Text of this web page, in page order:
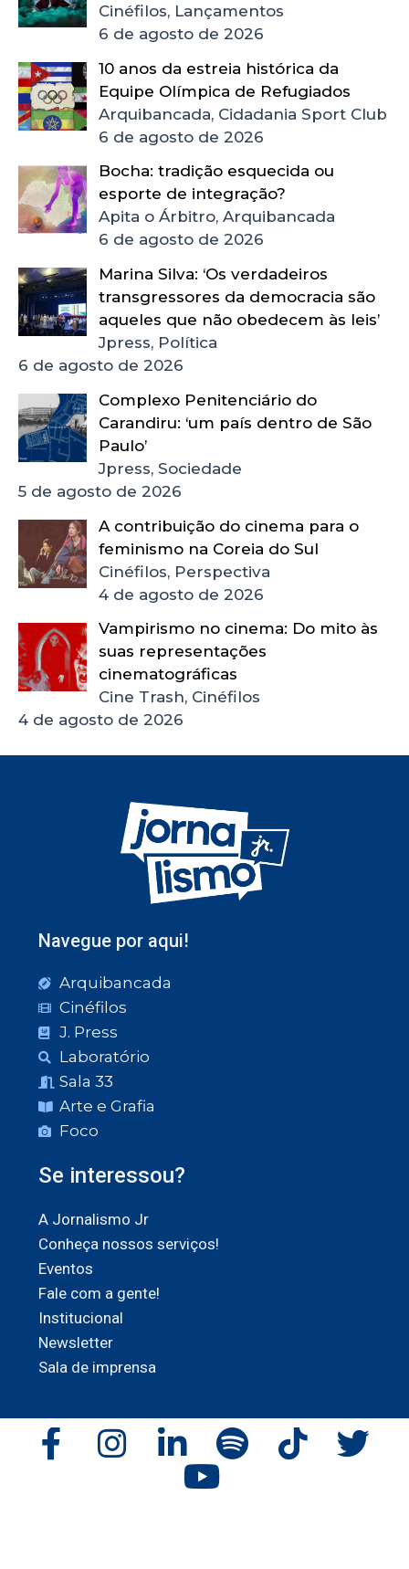
Cinéfilos, Lançamentos
6 de agosto de 2026
10 anos da estreia histórica da
Equipe Olímpica de Refugiados
Arquibancada, Cidadania Sport Club
6 de agosto de 2026
Bocha: tradição esquecida ou
esporte de integração?
Apita o Árbitro, Arquibancada
6 de agosto de 2026
Marina Silva: ‘Os verdadeiros
transgressores da democracia são
aqueles que não obedecem às leis’
Jpress, Política
6 de agosto de 2026
Complexo Penitenciário do
Carandiru: ‘um país dentro de São
Paulo’
Jpress, Sociedade
5 de agosto de 2026
A contribuição do cinema para o
feminismo na Coreia do Sul
Cinéfilos, Perspectiva
4 de agosto de 2026
Vampirismo no cinema: Do mito às
suas representações
cinematográficas
Cine Trash, Cinéfilos
4 de agosto de 2026
Navegue por aqui!
Arquibancada
Cinéfilos
J. Press
Laboratório
Sala 33
Arte e Grafia
Foco
Se interessou?
A Jornalismo Jr
Conheça nossos serviços!
Eventos
Fale com a gente!
Institucional
Newsletter
Sala de imprensa